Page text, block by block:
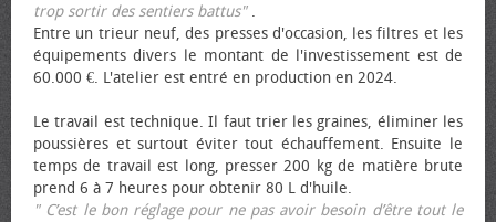
trop sortir des sentiers battus".
Entre un trieur neuf, des presses d'occasion, les filtres et les
équipements divers le montant de l'investissement est de
60.000 €. L'atelier est entré en production en 2024.
Le travail est technique. Il faut trier les graines, éliminer les
poussières et surtout éviter tout échauffement. Ensuite le
temps de travail est long, presser 200 kg de matière brute
prend 6 à 7 heures pour obtenir 80 L d'huile.
" C’est le bon réglage pour ne pas avoir besoin d’être tout le